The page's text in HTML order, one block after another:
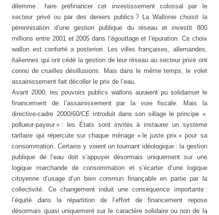
dilemme : faire préfinancer cet investissement colossal par le
secteur privé ou par des deniers publics ? La Wallonie choisit la
pérennisation d’une gestion publique du réseau et investit 800
millions entre 2001 et 2005 dans l’égouttage et l’épuration. Ce choix
wallon est conforté a posteriori. Les villes françaises, allemandes,
italiennes qui ont cédé la gestion de leur réseau au secteur privé ont
connu de cruelles désillusions. Mais dans le même temps, le volet
assainissement fait décoller le prix de l’eau.
Avant 2000, les pouvoirs publics wallons auraient pu solidariser le
financement de l’assainissement par la voie fiscale. Mais la
directive-cadre 2000/60/CE introduit dans son sillage le principe «
pollueur-payeur » : les États sont invités à instaurer un système
tarifaire qui répercute sur chaque ménage « le juste prix » pour sa
consommation. Certains y voient un tournant idéologique : la gestion
publique de l’eau doit s’appuyer désormais uniquement sur une
logique marchande de consommation et s’écarter d’une logique
citoyenne d’usage d’un bien commun finançable en partie par la
collectivité. Ce changement induit une conséquence importante :
l’équité dans la répartition de l’effort de financement repose
désormais quasi uniquement sur le caractère solidaire ou non de la